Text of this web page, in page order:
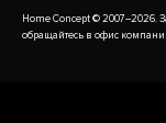
Home Concept © 2007–2026.
обращайтесь в офис